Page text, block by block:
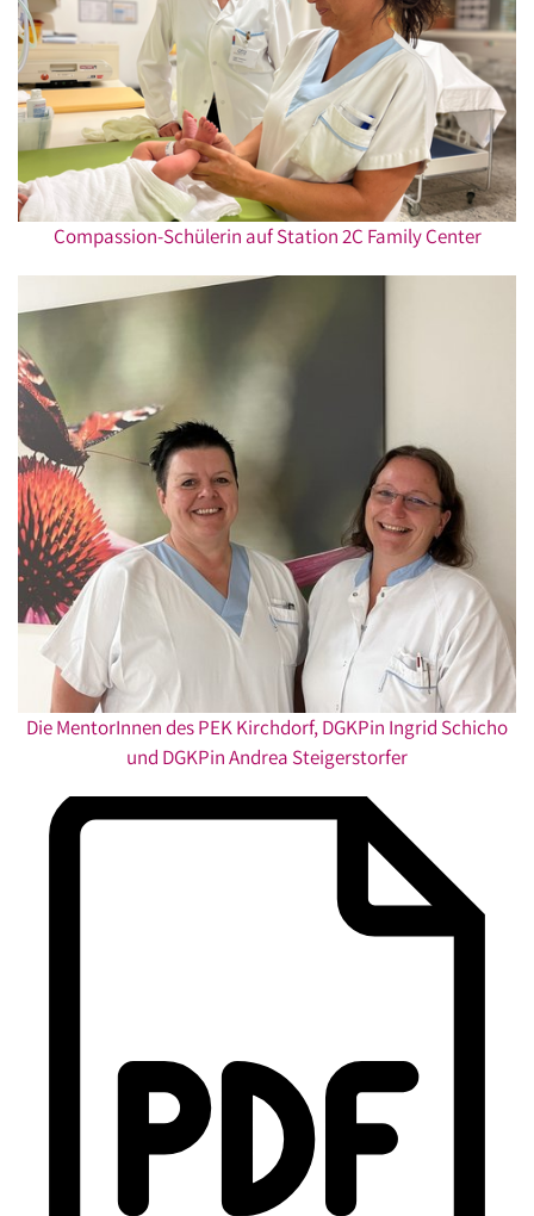
Compassion-Schülerin auf Station 2C Family Center
Die MentorInnen des PEK Kirchdorf, DGKPin Ingrid Schicho
und DGKPin Andrea Steigerstorfer